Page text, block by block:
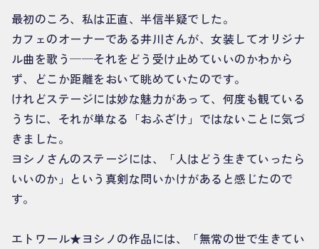
最初のころ、私は正直、半信半疑でした。
カフェのオーナーである井川さんが、女装してオリジナ
ル曲を歌う──それをどう受け止めていいのかわから
ず、どこか距離をおいて眺めていたのです。
けれどステージには妙な魅力があって、何度も観ている
うちに、それが単なる「おふざけ」ではないことに気づ
きました。
ヨシノさんのステージには、「人はどう生きていったら
いいのか」という真剣な問いかけがあると感じたので
す。
エトワール★ヨシノの作品には、「無常の世で生きてい